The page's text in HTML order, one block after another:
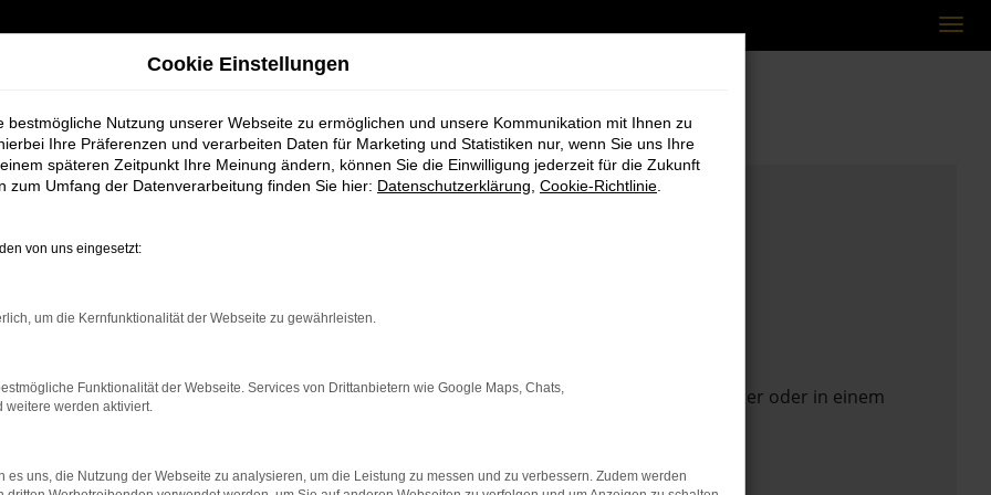
das Laden bestimmter Seiten verhindern. Funktioniert die Seite in einem anderen Browser oder in einem
zu beheben.
Cookie Einstellungen
bestmögliche Nutzung unserer Webseite zu ermöglichen und unsere Kommunikation mit Ihnen zu
Ihre Präferenzen und verarbeiten Daten für Marketing und Statistiken nur, wenn Sie uns Ihre
späteren Zeitpunkt Ihre Meinung ändern, können Sie die Einwilligung jederzeit für die Zukunft
zum Umfang der Datenverarbeitung finden Sie hier: Datenschutzerklärung Cookie-Richtlinie
von uns eingesetzt:
um die Kernfunktionalität der Webseite zu gewährleisten.
Funktionalität der Webseite. Services von Drittanbietern wie Google Maps, Chats,
weitere werden aktiviert.
es uns, die Nutzung der Webseite zu analysieren, um die Leistung zu messen und zu verbessern. Zudem werden